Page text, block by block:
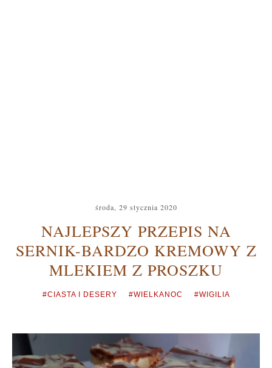
środa, 29 stycznia 2020
NAJLEPSZY PRZEPIS NA
SERNIK-BARDZO KREMOWY Z
MLEKIEM Z PROSZKU
#CIASTA I DESERY #WIELKANOC #WIGILIA